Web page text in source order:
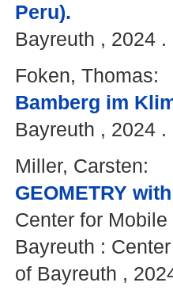
Peru).
Bayreuth , 2024 .
Foken, Thomas:
Bamberg im
Bayreuth , 2024 .
Miller, Carsten:
GEOMETRY
Center for
Bayreuth :
of Bayreuth ,